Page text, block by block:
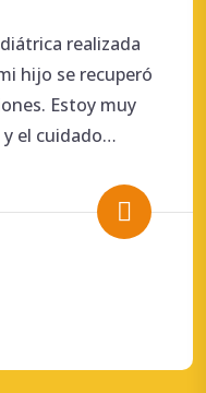
realizada
hijo se recuperó
Estoy muy
el cuidado